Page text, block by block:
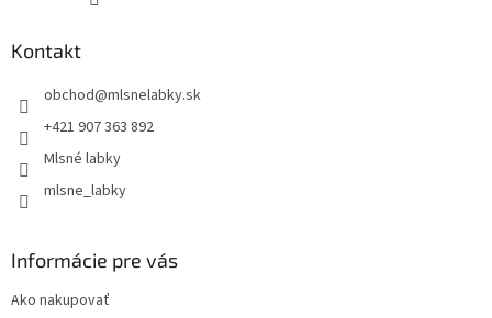
Kontakt
obchod@mlsnelabky.sk
+421 907 363 892
Mlsné labky
mlsne_labky
Informácie pre vás
Ako nakupovať